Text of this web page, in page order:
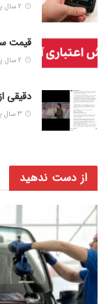
قیمت سکه
دقیقی
از دست ندهید